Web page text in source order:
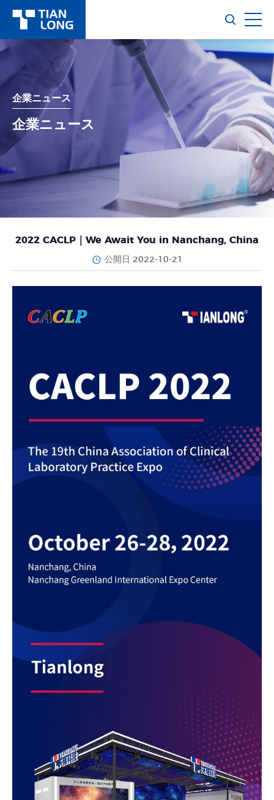
企業ニュース
企業ニュース
2022 CACLP｜We Await You in Nanchang, China
公開日 2022-10-21